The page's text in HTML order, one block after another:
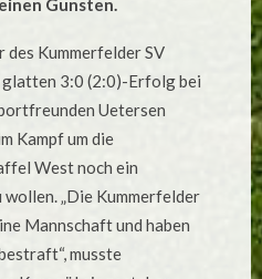
Gunsten.
Kummerfelder SV
3:0 (2:0)-Erfolg bei
Uetersen
Kampf um die
West noch ein
„Die Kummerfelder
Mannschaft und haben
musste